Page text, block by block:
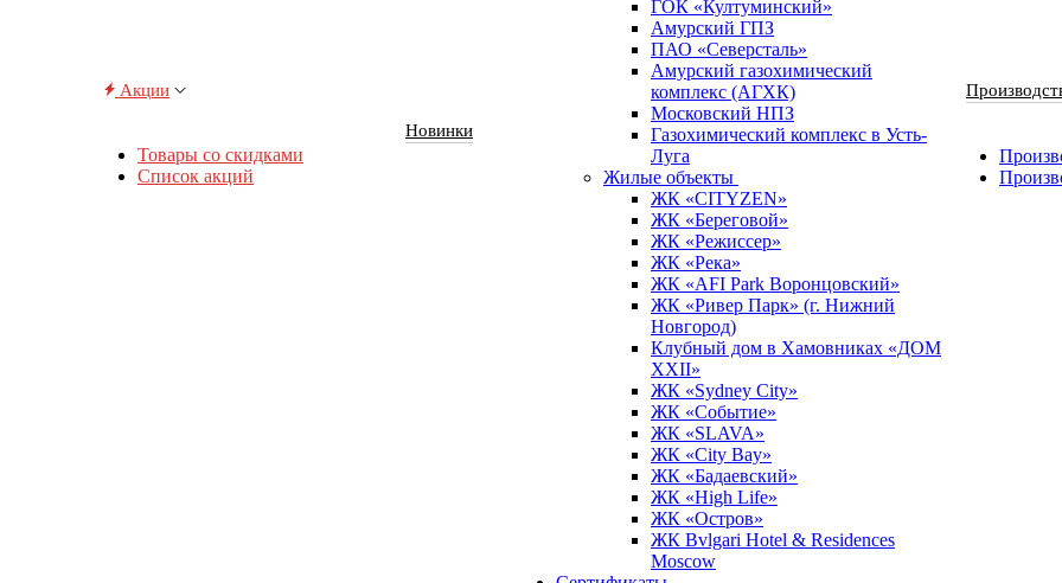
Акции
Товары со скидками
Список акций
Новинки
ГОК «Култуминский»
Амурский ГПЗ
ПАО «Северсталь»
Амурский газохимический
комплекс (АГХК)
Московский НПЗ
Газохимический комплекс в Усть-
Луга
Жилые объекты
ЖК «CITYZEN»
ЖК «Береговой»
ЖК «Режиссер»
ЖК «Река»
ЖК «AFI Park Воронцовский»
ЖК «Ривер Парк» (г. Нижний
Новгород)
Клубный дом в Хамовниках «ДОМ
XXII»
ЖК «Sydney City»
ЖК «Событие»
ЖК «SLAVA»
ЖК «City Bay»
ЖК «Бадаевский»
ЖК «High Life»
ЖК «Остров»
ЖК Bvlgari Hotel & Residences
Moscow